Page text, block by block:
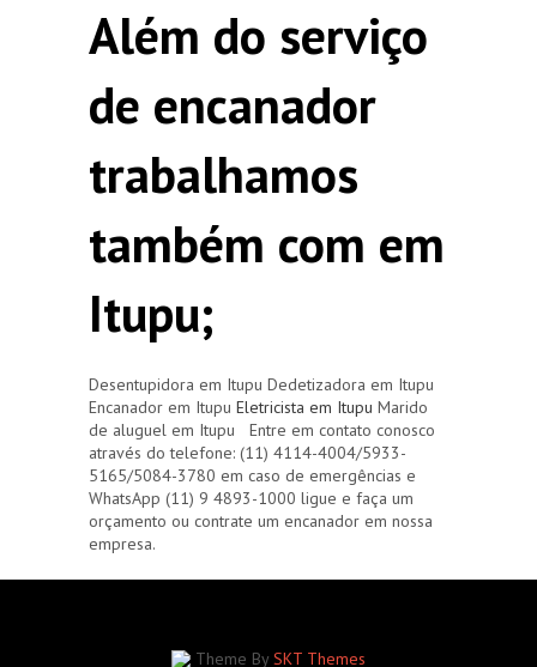
Além do serviço
de encanador
trabalhamos
também com em
Itupu;
Desentupidora em Itupu Dedetizadora em Itupu
Encanador em Itupu Eletricista em Itupu Marido
de aluguel em Itupu Entre em contato conosco
através do telefone: (11) 4114-4004/5933-
5165/5084-3780 em caso de emergências e
WhatsApp (11) 9 4893-1000 ligue e faça um
orçamento ou contrate um encanador em nossa
empresa.
Theme By SKT Themes